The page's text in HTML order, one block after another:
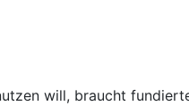
will, braucht